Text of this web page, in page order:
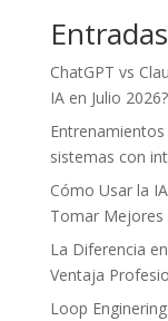
ChatGPT vs
IA en Julio 2026?
sistemas con
Cómo Usar la
Tomar Mejores
La Diferencia
Ventaja
Loop